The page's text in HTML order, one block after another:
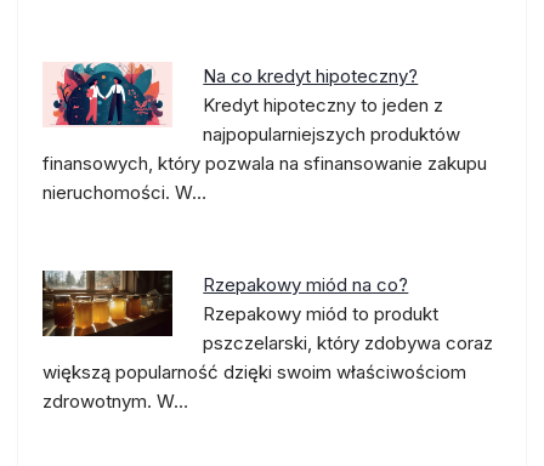
Na co kredyt hipoteczny?
Kredyt hipoteczny to jeden z
najpopularniejszych produktów
finansowych, który pozwala na sfinansowanie zakupu
nieruchomości. W…
Rzepakowy miód na co?
Rzepakowy miód to produkt
pszczelarski, który zdobywa coraz
większą popularność dzięki swoim właściwościom
zdrowotnym. W…